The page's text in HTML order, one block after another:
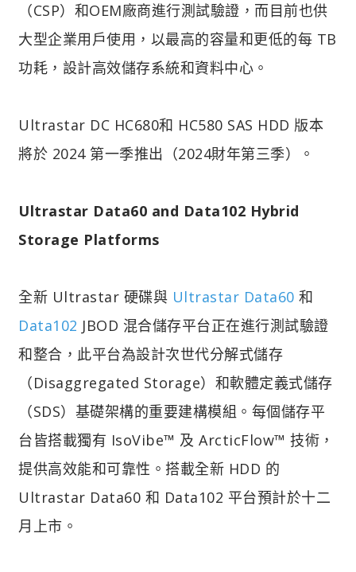
（CSP）和OEM廠商進行測試驗證，而目前也供
大型企業用戶使用，以最高的容量和更低的每 TB
功耗，設計高效儲存系統和資料中心。
Ultrastar DC HC680和 HC580 SAS HDD 版本
將於 2024 第一季推出（2024財年第三季）。
Ultrastar Data60 and Data102 Hybrid
Storage Platforms
全新 Ultrastar 硬碟與 Ultrastar Data60 和
Data102 JBOD 混合儲存平台正在進行測試驗證
和整合，此平台為設計次世代分解式儲存
（Disaggregated Storage）和軟體定義式儲存
（SDS）基礎架構的重要建構模組。每個儲存平
台皆搭載獨有 IsoVibe™ 及 ArcticFlow™ 技術，
提供高效能和可靠性。搭載全新 HDD 的
Ultrastar Data60 和 Data102 平台預計於十二
月上市。